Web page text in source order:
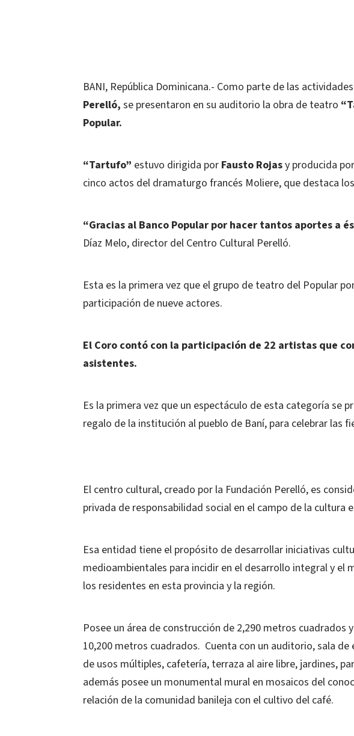
BANI, República Dominicana.- Como parte de las
Perelló, se presentaron en su auditorio la obra de teatro
Popular.
“Tartufo” estuvo dirigida por Fausto Rojasy producida
cinco actos del dramaturgo francés Moliere, que destaca
“Gracias al Banco Popular por hacer tantos aportes a
Díaz Melo, director del Centro Cultural Perelló.
Esta es la primera vez que el grupo de teatro del Popular
participación de nueve actores.
El Coro contó con la participación de 22 artistas que
asistentes.
Es la primera vez que un espectáculo de esta categoría se
regalo de la institución al pueblo de Baní, para celebrar las
El centro cultural, creado por la Fundación Perelló, es
privada de responsabilidad social en el campo de la cultura
Esa entidad tiene el propósito de desarrollar iniciativas
medioambientales para incidir en el desarrollo integral y el
los residentes en esta provincia y la región.
Posee un área de construcción de 2,290 metros cuadrados
10,200 metros cuadrados. Cuenta con un auditorio, sala de
de usos múltiples, cafetería, terraza al aire libre, jardines,
además posee un monumental mural en mosaicos del
relación de la comunidad banileja con el cultivo del café.